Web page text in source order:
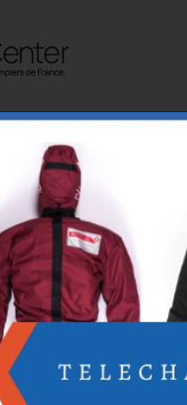
Capitaine GIMENEZ
< Retour à la liste des pompiers
GIMENEZ
Grade : Capitaine